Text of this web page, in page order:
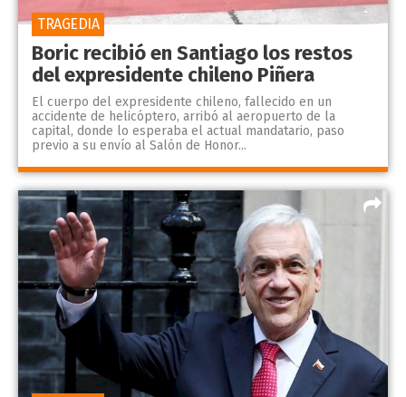
Boric recibió en Santiago los restos
del expresidente chileno Piñera
El cuerpo del expresidente chileno, fallecido en un
accidente de helicóptero, arribó al aeropuerto de la
capital, donde lo esperaba el actual mandatario, paso
previo a su envío al Salón de Honor...
TRAGEDIA